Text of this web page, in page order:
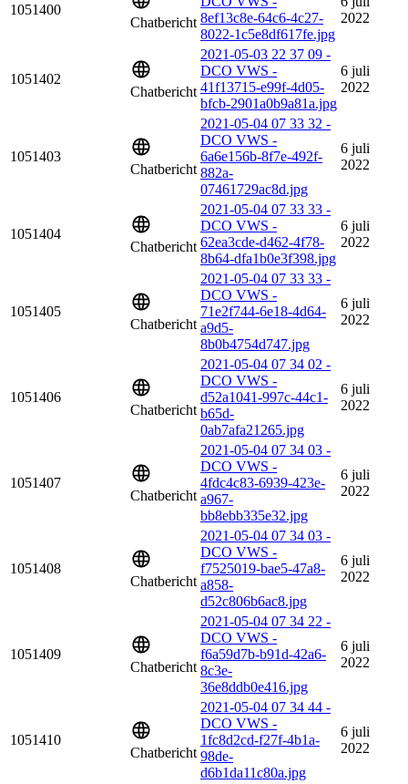
1051400
Chatbericht 8ef13c8e-64c6-4c27-
8022-1c5e8df617fe.jpg
2022
1051402
Chatbericht
2021-05-03 22 37 09 -
DCO VWS -
41f13715-e99f-4d05-
bfcb-2901a0b9a81a.jpg
6 juli
2022
1051403
Chatbericht
2021-05-04 07 33 32 -
DCO VWS -
6a6e156b-8f7e-492f-
882a-
07461729ac8d.jpg
6 juli
2022
1051404
Chatbericht
2021-05-04 07 33 33 -
DCO VWS -
62ea3cde-d462-4f78-
8b64-dfa1b0e3f398.jpg
6 juli
2022
1051405
Chatbericht
2021-05-04 07 33 33 -
DCO VWS -
71e2f744-6e18-4d64-
a9d5-
8b0b4754d747.jpg
6 juli
2022
1051406
Chatbericht
2021-05-04 07 34 02 -
DCO VWS -
d52a1041-997c-44c1-
b65d-
0ab7afa21265.jpg
6 juli
2022
1051407
Chatbericht
2021-05-04 07 34 03 -
DCO VWS -
4fdc4c83-6939-423e-
a967-
bb8ebb335e32.jpg
6 juli
2022
1051408
Chatbericht
2021-05-04 07 34 03 -
DCO VWS -
f7525019-bae5-47a8-
a858-
d52c806b6ac8.jpg
6 juli
2022
1051409
Chatbericht
2021-05-04 07 34 22 -
DCO VWS -
f6a59d7b-b91d-42a6-
8c3e-
36e8ddb0e416.jpg
6 juli
2022
1051410
Chatbericht
2021-05-04 07 34 44 -
DCO VWS -
1fc8d2cd-f27f-4b1a-
98de-
d6b1da11c80a.jpg
6 juli
2022